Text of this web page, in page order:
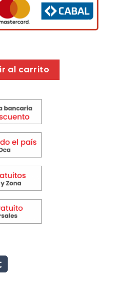
CB030 cantidad
al carrito